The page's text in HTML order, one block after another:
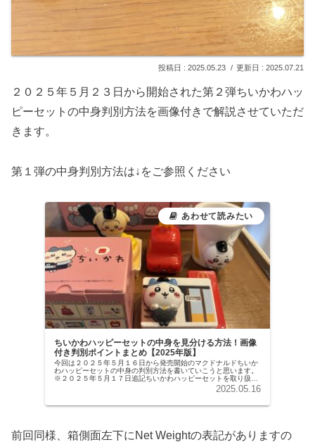
2025.05.23 2025.07.21
２０２５年５月２３日から開始された第２弾ちいかわハッ
ピーセットの中身判別方法を画像付きで解説させていただ
きます。
第１弾の中身判別方法は↓をご参照ください
ちいかわハッピーセットの中身を見分ける方法！画像
付き判別ポイントまとめ【2025年版】
今回は２０２５年５月１６日から発売開始のマクドナルドちいか
わハッピーセットの中身の判別方法を書いていこうと思います。
※２０２５年５月１７日追記ちいかわハッピーセットを取り扱っ
ている店舗はモバイルオーダーから近隣店舗検索すると販売して
2025.05.16
前回同様、箱側面左下にNet Weightの表記がありますの